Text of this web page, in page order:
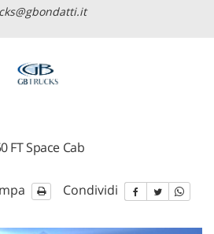
FT Space Cab
Condividi